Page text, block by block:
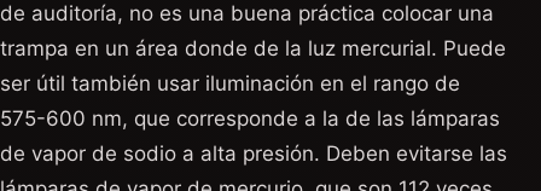
de auditoría, no es una buena práctica colocar una
trampa en un área donde de la luz mercurial. Puede
ser útil también usar iluminación en el rango de
575-600 nm, que corresponde a la de las lámparas
de vapor de sodio a alta presión. Deben evitarse las